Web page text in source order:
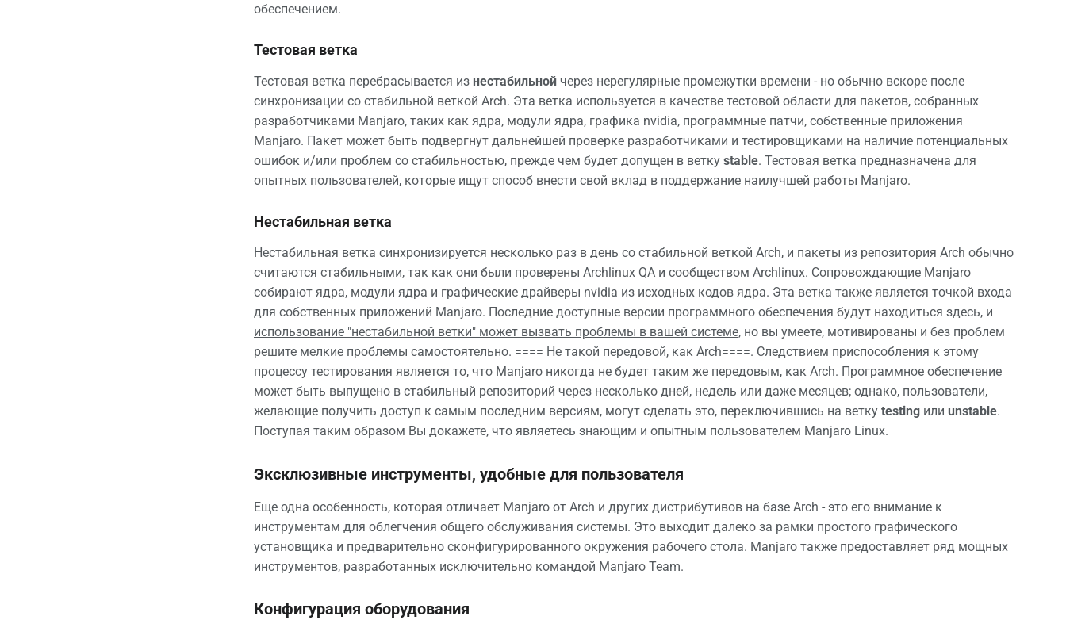
обеспечением.
Тестовая ветка
Тестовая ветка перебрасывается из нестабильной через нерегулярные промежутки времени - но обычно вскоре после
синхронизации со стабильной веткой Arch. Эта ветка используется в качестве тестовой области для пакетов, собранных
разработчиками Manjaro, таких как ядра, модули ядра, графика nvidia, программные патчи, собственные приложения
Manjaro. Пакет может быть подвергнут дальнейшей проверке разработчиками и тестировщиками на наличие потенциальных
ошибок и/или проблем со стабильностью, прежде чем будет допущен в ветку stable. Тестовая ветка предназначена для
опытных пользователей, которые ищут способ внести свой вклад в поддержание наилучшей работы Manjaro.
Нестабильная ветка
Нестабильная ветка синхронизируется несколько раз в день со стабильной веткой Arch, и пакеты из репозитория Arch обычно
считаются стабильными, так как они были проверены Archlinux QA и сообществом Archlinux. Сопровождающие Manjaro
собирают ядра, модули ядра и графические драйверы nvidia из исходных кодов ядра. Эта ветка также является точкой входа
для собственных приложений Manjaro. Последние доступные версии программного обеспечения будут находиться здесь, и
использование "нестабильной ветки" может вызвать проблемы в вашей системе, но вы умеете, мотивированы и без проблем
решите мелкие проблемы самостоятельно. ==== Не такой передовой, как Arch====. Следствием приспособления к этому
процессу тестирования является то, что Manjaro никогда не будет таким же передовым, как Arch. Программное обеспечение
может быть выпущено в стабильный репозиторий через несколько дней, недель или даже месяцев; однако, пользователи,
желающие получить доступ к самым последним версиям, могут сделать это, переключившись на ветку testing или unstable.
Поступая таким образом Вы докажете, что являетесь знающим и опытным пользователем Manjaro Linux.
Эксклюзивные инструменты, удобные для пользователя
Еще одна особенность, которая отличает Manjaro от Arch и других дистрибутивов на базе Arch - это его внимание к
инструментам для облегчения общего обслуживания системы. Это выходит далеко за рамки простого графического
установщика и предварительно сконфигурированного окружения рабочего стола. Manjaro также предоставляет ряд мощных
инструментов, разработанных исключительно командой Manjaro Team.
Конфигурация оборудования